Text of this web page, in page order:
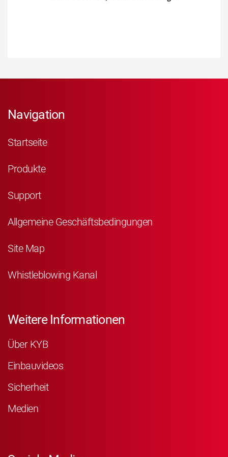
Navigation
Startseite
Produkte
Support
Allgemeine Geschäftsbedingungen
Site Map
Whistleblowing Kanal
Weitere Informationen
Über KYB
Einbauvideos
Sicherheit
Medien